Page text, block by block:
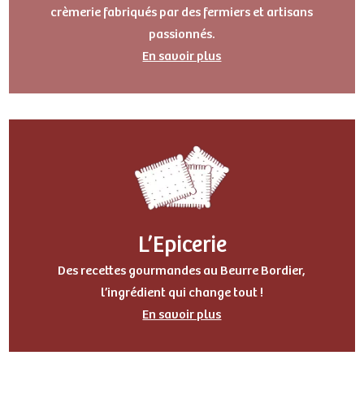
crèmerie fabriqués par des fermiers et artisans
passionnés.
En savoir plus
L’Epicerie
Des recettes gourmandes au Beurre Bordier,
l’ingrédient qui change tout !
En savoir plus